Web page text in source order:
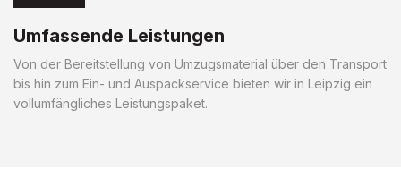
Umfassende Leistungen
Von der Bereitstellung von Umzugsmaterial über den Transport
bis hin zum Ein- und Auspackservice bieten wir in Leipzig ein
vollumfängliches Leistungspaket.